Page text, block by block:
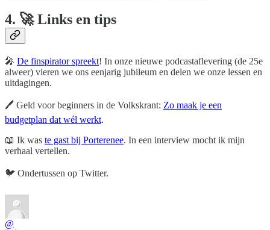
4. 🚀 Links en tips
🎤 De finspirator spreekt! In onze nieuwe podcastaflevering (de 25e
alweer) vieren we ons eenjarig jubileum en delen we onze lessen en
uitdagingen.
🖊️ Geld voor beginners in de Volkskrant: Zo maak je een
budgetplan dat wél werkt.
📖 Ik was te gast bij Porterenee. In een interview mocht ik mijn
verhaal vertellen.
🐦️ Ondertussen op Twitter.
@